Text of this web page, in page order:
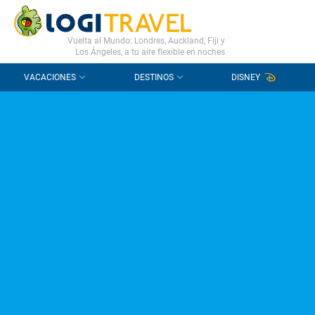
CONTACTO PREGUNTAS FRECUENTES
Vuelta al Mundo: Londres, Auckland, Fiji y
Los Ángeles, a tu aire flexible en noches
VACACIONES DESTINOS DISNEY